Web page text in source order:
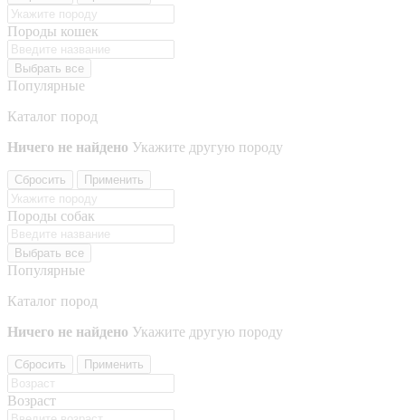
Породы кошек
Выбрать все
Популярные
Каталог пород
Ничего не найдено Укажите другую породу
Сбросить Применить
Породы собак
Выбрать все
Популярные
Каталог пород
Ничего не найдено Укажите другую породу
Сбросить Применить
Возраст